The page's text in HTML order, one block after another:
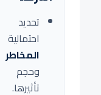
تحديد
احتمالية
المخاطر
وحجم
تأثيرها.